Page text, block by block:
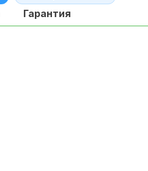
Гарантия